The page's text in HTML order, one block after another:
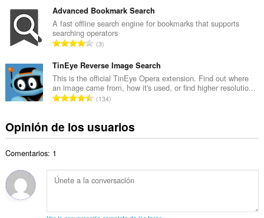
d
e
v
a
o
r
a
c
o
n
:
o
t
a
d
e
v
a
o
r
i
o
m
e
r
o
o
t
a
e
v
o
c
Advanced Bookmark Search
A fast offline search engine for bookmarks that supports
searching operators
N
m
e
r
o
o
t
d
e
3
TinEye Reverse Image Search
This is the official TinEye Opera extension. Find out where
an image came from, how it's used, or find higher resolutio...
N
e
t
o
134
Opinión de los usuarios
Comentarios: 1